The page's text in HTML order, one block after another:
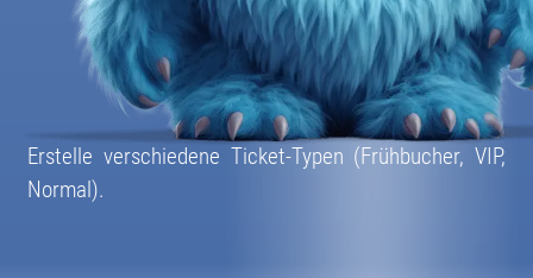
Erstelle verschiedene Ticket-Typen (Frühbucher, VIP,
Normal).
08004003055